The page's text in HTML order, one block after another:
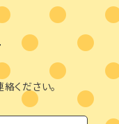
ください。